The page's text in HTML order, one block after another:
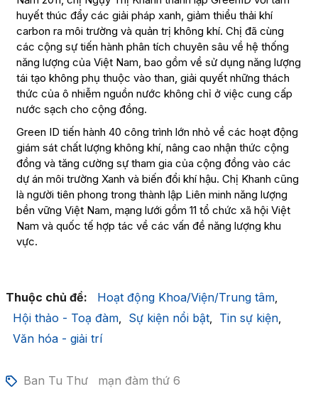
huyết thúc đẩy các giải pháp xanh, giảm thiểu thải khí
carbon ra môi trường và quản trị không khí. Chị đã cùng
các cộng sự tiến hành phân tích chuyên sâu về hệ thống
năng lượng của Việt Nam, bao gồm về sử dụng năng lượng
tái tạo không phụ thuộc vào than, giải quyết những thách
thức của ô nhiễm nguồn nước không chỉ ở việc cung cấp
nước sạch cho cộng đồng.
Green ID tiến hành 40 công trình lớn nhỏ về các hoạt động
giám sát chất lượng không khí, nâng cao nhận thức cộng
đồng và tăng cường sự tham gia của cộng đồng vào các
dự án môi trường Xanh và biến đổi khí hậu. Chị Khanh cũng
là người tiên phong trong thành lập Liên minh năng lượng
bền vững Việt Nam, mạng lưới gồm 11 tổ chức xã hội Việt
Nam và quốc tế hợp tác về các vấn đề năng lượng khu
vực.
Thuộc chủ đề: Hoạt động Khoa/Viện/Trung tâm,
Hội thảo - Toạ đàm, Sự kiện nổi bật, Tin sự kiện,
Văn hóa - giải trí
Ban Tu Thư mạn đàm thứ 6